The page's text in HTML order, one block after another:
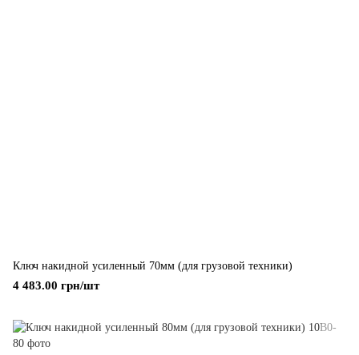
Ключ накидной усиленный 70мм (для грузовой техники)
4 483.00 грн/шт